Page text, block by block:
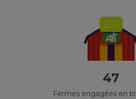
47
Fermes engagées en